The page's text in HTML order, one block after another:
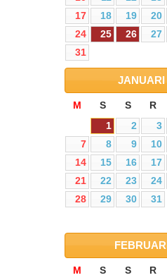
17
18 19 20
24
25 26 27
31
JANUARI
M S S R
1
2 3
7
8 9 10
14
15 16 17
21
22 23 24
28
29 30 31
FEBRUARI
M S S R